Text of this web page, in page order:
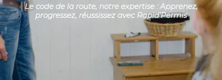
 Adresse email de réception
 Code Captcha
 Rafraîchir le captcha
Le code de la route, notre expertise :Apprenez,
progressez, réussissez avec Rapid’Permis